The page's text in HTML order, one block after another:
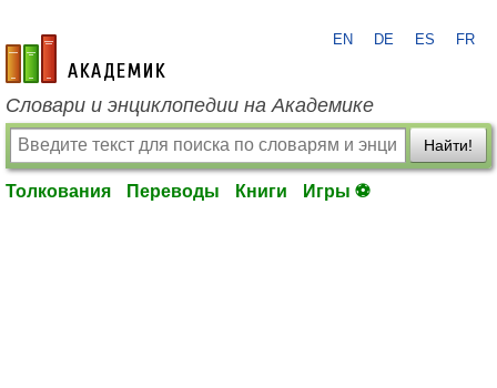
academic.ru
EN DE ES FR
Словари и энциклопедии на Академике
Найти!
Толкования Переводы Книги Игры ⚽